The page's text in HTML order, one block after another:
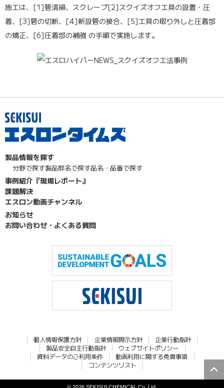
施工は、[1]管清掃、スクレープ[2]スクイズオフ工具の設置・圧
着、[3]管の切断、[4]新設管の接合、[5]工具の取り外しと圧着部
の矯正、[6]圧着部の補強 の手順で実施します。
製品情報を探す
分野で探す製品群名で探す品名・品番で探す
事例紹介『現場レポート』
課題解決
エスロン動画チャンネル
お知らせ
お問い合わせ・よくある質問
個人情報保護方針 企業情報開示方針
企業行動指針
製品安全自主行動指針
ウェブサイトポリシー
資料データのご利用条件
動画利用に関する免責事項
コンテンツリスト